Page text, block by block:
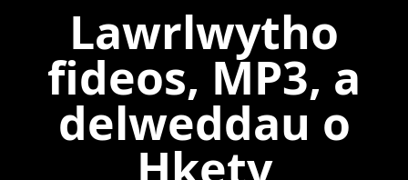
Lawrlwytho
fideos, MP3, a
delweddau o